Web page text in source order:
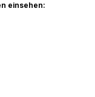
einsehen: